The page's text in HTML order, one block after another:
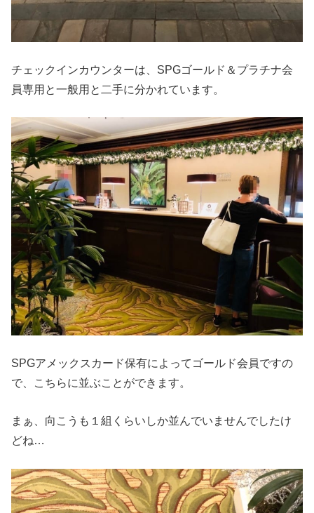
チェックインカウンターは、SPGゴールド＆プラチナ会
員専用と一般用と二手に分かれています。
SPGアメックスカード保有によってゴールド会員ですの
で、こちらに並ぶことができます。
まぁ、向こうも１組くらいしか並んでいませんでしたけ
どね…